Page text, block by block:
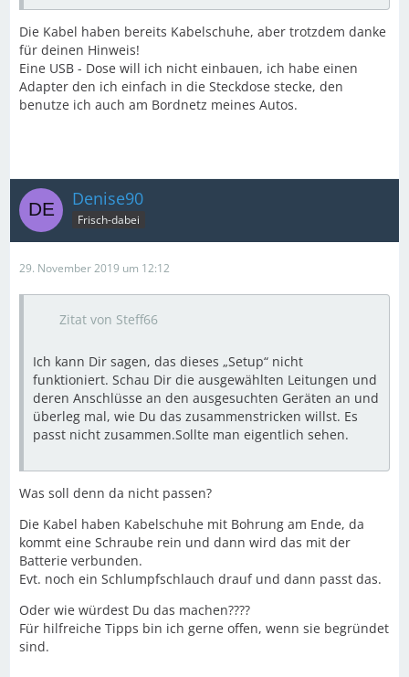
Die Kabel haben bereits Kabelschuhe, aber trotzdem danke
für deinen Hinweis!
Eine USB - Dose will ich nicht einbauen, ich habe einen
Adapter den ich einfach in die Steckdose stecke, den
benutze ich auch am Bordnetz meines Autos.
Denise90
Frisch-dabei
29. November 2019 um 12:12
Zitat von Steff66
Ich kann Dir sagen, das dieses „Setup“ nicht
funktioniert. Schau Dir die ausgewählten Leitungen und
deren Anschlüsse an den ausgesuchten Geräten an und
überleg mal, wie Du das zusammenstricken willst. Es
passt nicht zusammen.Sollte man eigentlich sehen.
Was soll denn da nicht passen?
Die Kabel haben Kabelschuhe mit Bohrung am Ende, da
kommt eine Schraube rein und dann wird das mit der
Batterie verbunden.
Evt. noch ein Schlumpfschlauch drauf und dann passt das.
Oder wie würdest Du das machen????
Für hilfreiche Tipps bin ich gerne offen, wenn sie begründet
sind.